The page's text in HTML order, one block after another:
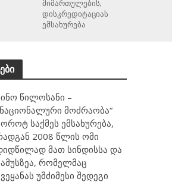
მიმართულების,
დისკრედიტაციას
ემსახურება
წილოსანი –
მოძრაობა“
საქმეს ემსახურება,
2008 წლის ომი
მათ სინდისსა და
რომელმაც
უმძიმესი შედეგი